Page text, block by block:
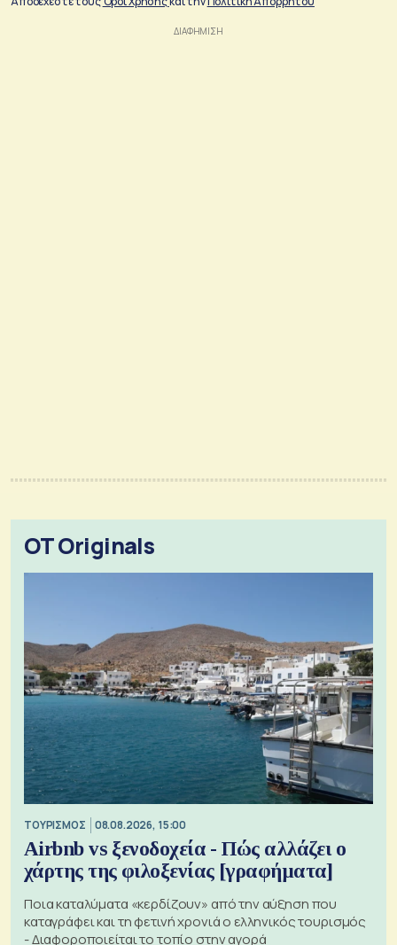
OT Originals
ΤΟΥΡΙΣΜΟΣ 08.08.2026, 15:00
Airbnb vs ξενοδοχεία - Πώς αλλάζει ο
χάρτης της φιλοξενίας [γραφήματα]
Ποια καταλύματα «κερδίζουν» από την αύξηση που
καταγράφει και τη φετινή χρονιά ο ελληνικός τουρισμός
- Διαφοροποιείται το τοπίο στην αγορά